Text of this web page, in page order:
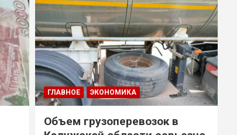
ГЛАВНОЕ ЭКОНОМИКА
Объем грузоперевозок в